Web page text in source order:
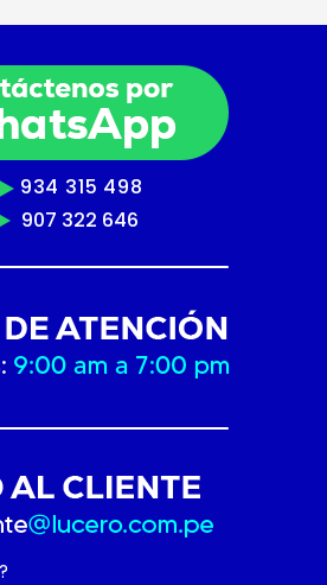
934 315 498
907 322 646